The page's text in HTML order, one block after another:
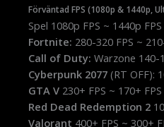
Förväntad FPS (1080p & 1440p,
Spel 1080p FPS ~ 1440p FPS
Fortnite: 280-320 FPS ~
Call of Duty: Warzone 140-
Cyberpunk 2077 (RT OFF):
GTA V 230+ FPS ~ 170+ FPS
Red Dead Redemption 2
Valorant 400+ FPS ~ 300+